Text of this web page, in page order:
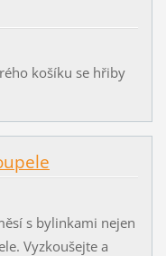
košíku se hřiby
s bylinkami nejen
Vyzkoušejte a